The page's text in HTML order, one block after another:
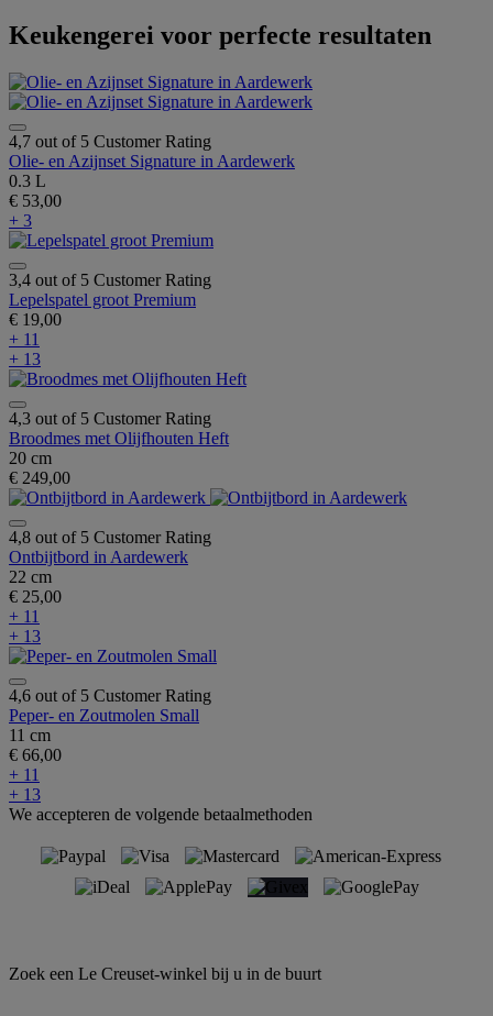
Keukengerei voor perfecte resultaten
4,7 out of 5 Customer Rating
Olie- en Azijnset Signature in Aardewerk
0.3 L
€ 53,00
+ 3
3,4 out of 5 Customer Rating
Lepelspatel groot Premium
€ 19,00
+ 11
+ 13
4,3 out of 5 Customer Rating
Broodmes met Olijfhouten Heft
20 cm
€ 249,00
4,8 out of 5 Customer Rating
Ontbijtbord in Aardewerk
22 cm
€ 25,00
+ 11
+ 13
4,6 out of 5 Customer Rating
Peper- en Zoutmolen Small
11 cm
€ 66,00
+ 11
+ 13
We accepteren de volgende betaalmethoden
Zoek een Le Creuset-winkel bij u in de buurt